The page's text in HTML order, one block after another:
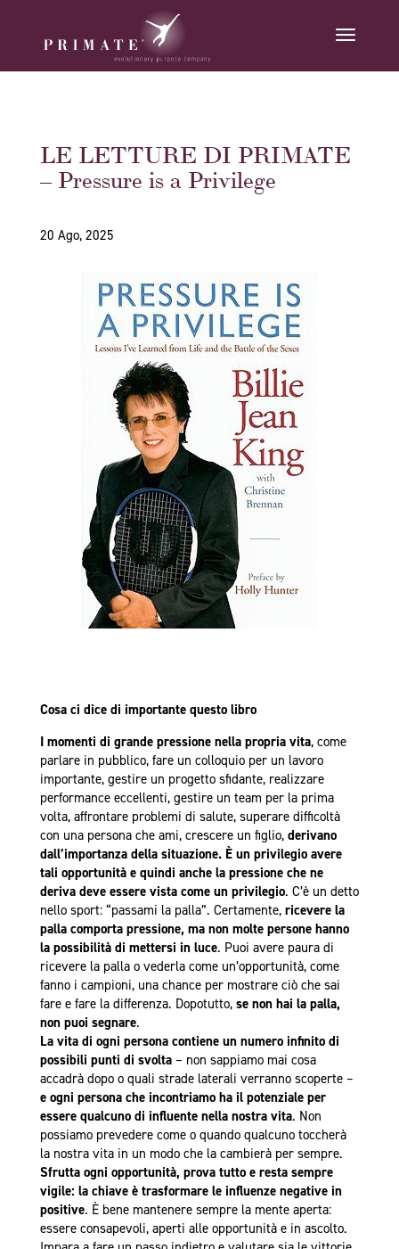
LE LETTURE DI PRIMATE
– Pressure is a Privilege
20 Ago, 2025
Cosa ci dice di importante questo libro
I momenti di grande pressione nella propria vita, come
parlare in pubblico, fare un colloquio per un lavoro
importante, gestire un progetto sfidante, realizzare
performance eccellenti, gestire un team per la prima
volta, affrontare problemi di salute, superare difficoltà
con una persona che ami, crescere un figlio, derivano
dall’importanza della situazione. È un privilegio avere
tali opportunità e quindi anche la pressione che ne
deriva deve essere vista come un privilegio. C’è un detto
nello sport: “passami la palla”. Certamente, ricevere la
palla comporta pressione, ma non molte persone hanno
la possibilità di mettersi in luce. Puoi avere paura di
ricevere la palla o vederla come un’opportunità, come
fanno i campioni, una chance per mostrare ciò che sai
fare e fare la differenza. Dopotutto, se non hai la palla,
non puoi segnare.
La vita di ogni persona contiene un numero infinito di
possibili punti di svolta– non sappiamo mai cosa
accadrà dopo o quali strade laterali verranno scoperte –
e ogni persona che incontriamo ha il potenziale per
essere qualcuno di influente nella nostra vita. Non
possiamo prevedere come o quando qualcuno toccherà
la nostra vita in un modo che la cambierà per sempre.
Sfrutta ogni opportunità, prova tutto e resta sempre
vigile: la chiave è trasformare le influenze negative in
positive. È bene mantenere sempre la mente aperta:
essere consapevoli, aperti alle opportunità e in ascolto.